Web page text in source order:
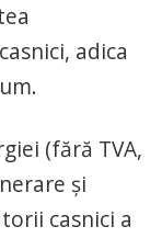
adica
(fără TVA,
şi
casnici a